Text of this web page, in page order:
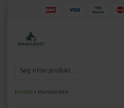
Forside » Hundeudstyr